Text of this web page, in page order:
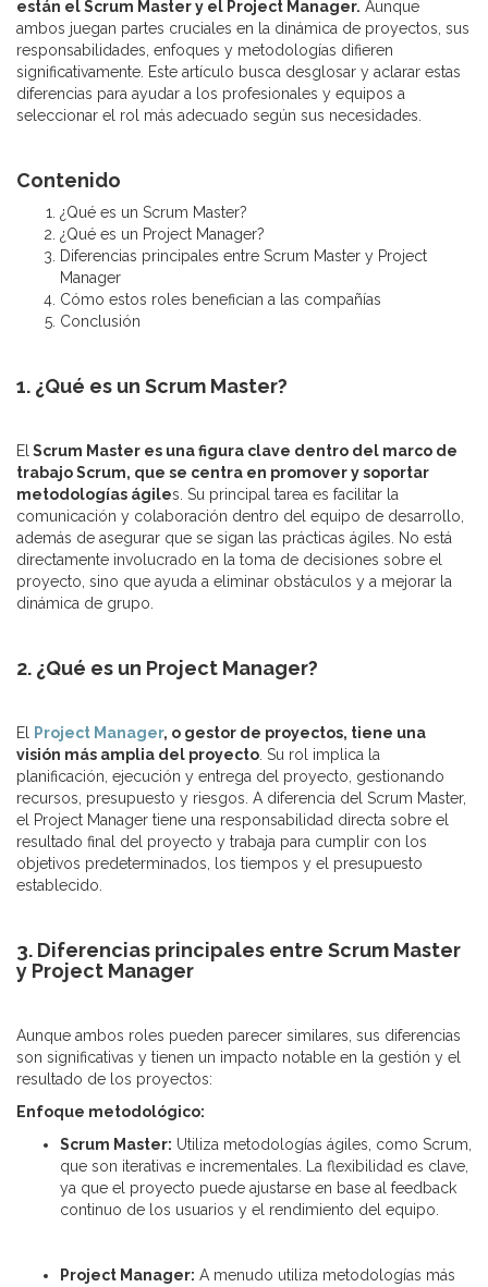
están el Scrum Master y el Project Manager. Aunque
ambos juegan partes cruciales en la dinámica de proyectos, sus
responsabilidades, enfoques y metodologías difieren
significativamente. Este artículo busca desglosar y aclarar estas
diferencias para ayudar a los profesionales y equipos a
seleccionar el rol más adecuado según sus necesidades.
Contenido
¿Qué es un Scrum Master?
¿Qué es un Project Manager?
Diferencias principales entre Scrum Master y Project
Manager
Cómo estos roles benefician a las compañías
Conclusión
1. ¿Qué es un Scrum Master?
El Scrum Master es una figura clave dentro del marco de
trabajo Scrum, que se centra en promover y soportar
metodologías ágiles. Su principal tarea es facilitar la
comunicación y colaboración dentro del equipo de desarrollo,
además de asegurar que se sigan las prácticas ágiles. No está
directamente involucrado en la toma de decisiones sobre el
proyecto, sino que ayuda a eliminar obstáculos y a mejorar la
dinámica de grupo.
2. ¿Qué es un Project Manager?
El Project Manager, o gestor de proyectos, tiene una
visión más amplia del proyecto . Su rol implica la
planificación, ejecución y entrega del proyecto, gestionando
recursos, presupuesto y riesgos. A diferencia del Scrum Master,
el Project Manager tiene una responsabilidad directa sobre el
resultado final del proyecto y trabaja para cumplir con los
objetivos predeterminados, los tiempos y el presupuesto
establecido.
3. Diferencias principales entre Scrum Master
y Project Manager
Aunque ambos roles pueden parecer similares, sus diferencias
son significativas y tienen un impacto notable en la gestión y el
resultado de los proyectos:
Enfoque metodológico:
Scrum Master: Utiliza metodologías ágiles, como Scrum,
que son iterativas e incrementales. La flexibilidad es clave,
ya que el proyecto puede ajustarse en base al feedback
continuo de los usuarios y el rendimiento del equipo.
Project Manager: A menudo utiliza metodologías más